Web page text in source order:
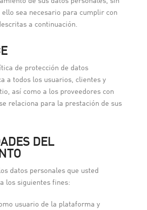
sea necesario para cumplir con
a continuación.
de protección de datos
a todos los usuarios, clientes y
así como a los proveedores con
relaciona para la prestación de sus
DEL
datos personales que usted
los siguientes fines:
usuario de la plataforma y